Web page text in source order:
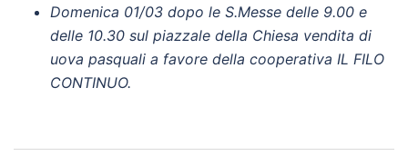
Domenica 01/03 dopo le S.Messe delle 9.00 e
delle 10.30 sul piazzale della Chiesa vendita di
uova pasquali a favore della cooperativa IL FILO
CONTINUO.